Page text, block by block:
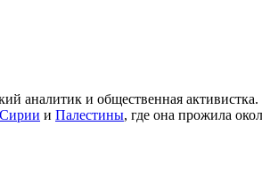
аналитик и общественная
Сирии и Палестины, где она прожила